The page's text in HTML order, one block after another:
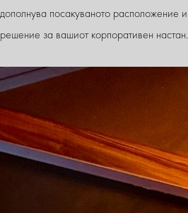
посакуваното расположение и
за вашиот корпоративен настан.